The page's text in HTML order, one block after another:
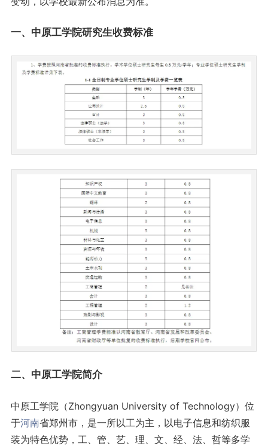
一、中原工学院研究生收费标准
二、中原工学院简介
中原工学院（Zhongyuan University of Technology）位
于河南省郑州市，是一所以工为主，以电子信息和纺织服
装为特色优势，工、管、艺、理、文、经、法、哲等多学